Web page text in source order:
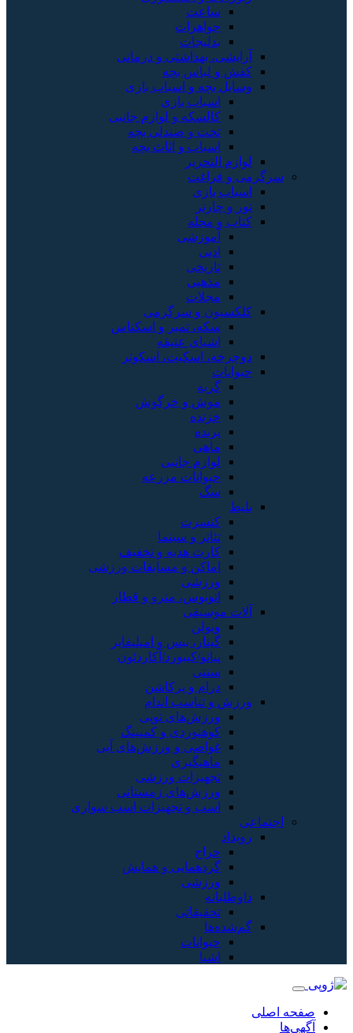
ساعت
جواهرات
بدلیجات
آرایشی، بهداشتی و درمانی
کفش و لباس بچه
وسایل بچه و اسباب بازی
اسباب بازی
کالسکه و لوازم جانبی
تخت و صندلی بچه
اسباب و اثاث بچه
لوازم التحریر
سرگرمی و فراغت
اسباب‌ بازی
تور و چارتر
کتاب و مجله
آموزشی
ادبی
تاریخی
مذهبی
مجلات
کلکسیون و سرگرمی
سکه، تمبر و اسکناس
اشیای عتیقه
دوچرخه، اسکیت، اسکوتر
حیوانات
گربه
موش و خرگوش
خزنده
پرنده
ماهی
لوازم جانبی
حیوانات مزرعه
سگ
بلیط
کنسرت
تئاتر و سینما
کارت هدیه و تخفیف
اماکن و مسابقات ورزشی
ورزشی
اتوبوس، مترو و قطار
آلات موسیقی
ویولن
گیتار، بیس و امپلیفایر
پیانو/کیبورد/آکاردئون
سنتی
درام و پرکاشن
ورزش و تناسب اندام
ورزش‌های توپی
کوهنوردی و کمپینگ
غواصی و ورزش‌های آبی
ماهیگیری
تجهیزات ورزشی
ورزش‌های زمستانی
اسب و تجهیزات اسب سواری
اجتماعی
رویداد
حراج
گردهمایی و همایش
ورزشی
داوطلبانه
تحقیقاتی
گم‌شده‌ها
حیوانات
اشیا
صفحه اصلی
آگهی‌ها